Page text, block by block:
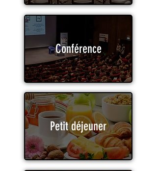
Conférence
Petit déjeuner